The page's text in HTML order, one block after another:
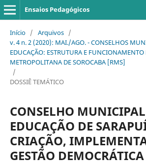
Ensaios Pedagógicos
Início / Arquivos /
v. 4 n. 2 (2020): MAI./AGO. - CONSELHOS
EDUCAÇÃO: ESTRUTURA E FUNCIONAMENTO
METROPOLITANA DE SOROCABA [RMS]
/
DOSSIÊ TEMÁTICO
CONSELHO
EDUCAÇÃO DE
CRIAÇÃO,
GESTÃO DEMOCRÁTICA